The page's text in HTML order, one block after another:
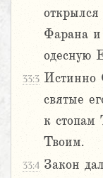
Фарана и
одесную
33:3 Истинно
святые
к стопам
Твоим.
33:4 Закон